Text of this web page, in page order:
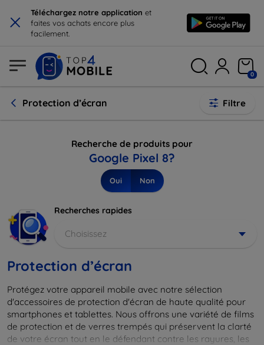
× Téléchargez notre application et
faites vos achats encore plus
facilement.
0
Protection d’écran Filtre
Recherche de produits pour
Google Pixel 8?
Oui Non
Recherches rapides
Choisissez
Protection d’écran
Protégez votre appareil mobile avec notre sélection
d'accessoires de protection d'écran de haute qualité pour
smartphones et tablettes. Nous offrons une variété de films
de protection et de verres trempés qui préservent la clarté
de votre écran tout en le défendant contre les rayures, les